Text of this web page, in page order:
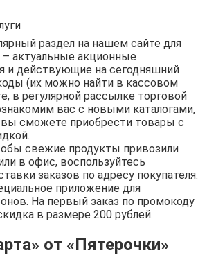
раздел на нашем сайте для
– актуальные акционные
и действующие на сегодняшний
(их можно найти в кассовом
в регулярной рассылке торговой
вас с новыми каталогами,
сможете приобрести товары с
свежие продукты привозили
в офис, воспользуйтесь
заказов по адресу покупателя.
приложение для
На первый заказ по промокоду
в размере 200 рублей.
от «Пятерочки»